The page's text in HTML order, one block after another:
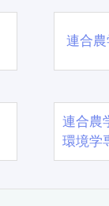
連合
連合農
環境学